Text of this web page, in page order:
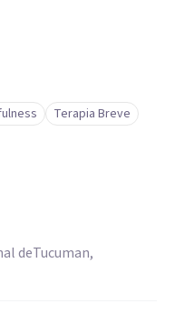
Terapia Breve
deTucuman,